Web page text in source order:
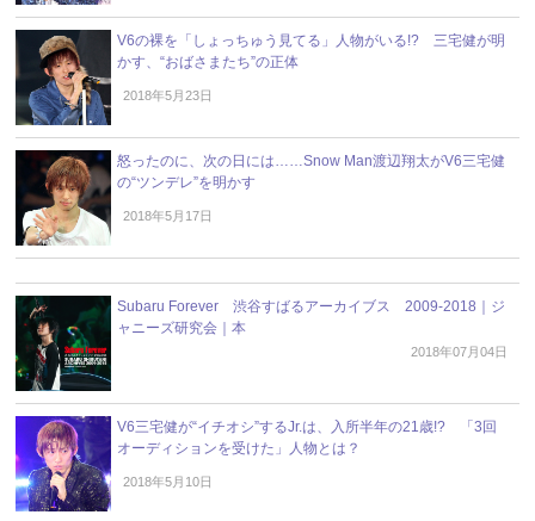
V6の裸を「しょっちゅう見てる」人物がいる!? 三宅健が明
かす、“おばさまたち”の正体
2018年5月23日
怒ったのに、次の日には……Snow Man渡辺翔太がV6三宅健
の“ツンデレ”を明かす
2018年5月17日
Subaru Forever 渋谷すばるアーカイブス 2009-2018｜ジ
ャニーズ研究会｜本
2018年07月04日
V6三宅健が“イチオシ”するJr.は、入所半年の21歳!? 「3回
オーディションを受けた」人物とは？
2018年5月10日